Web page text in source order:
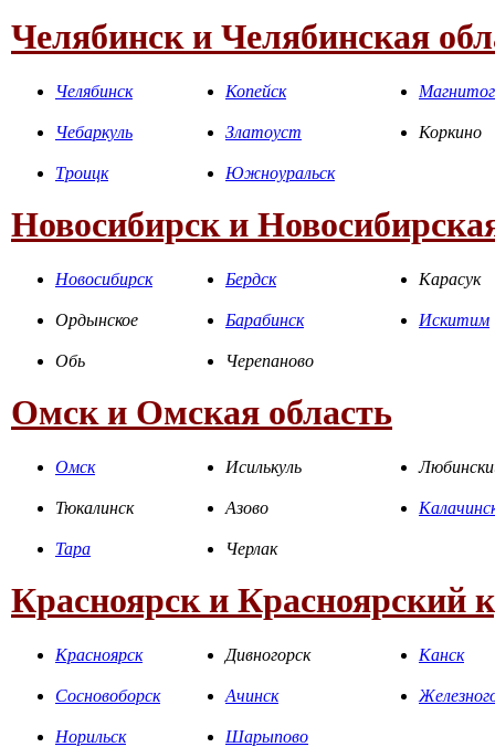
Челябинск и Челябинская
Челябинск Копейск
Чебаркуль Златоуст Коркино
Троицк Южноуральск
Новосибирск и
Новосибирск Бердск Карасук
Ордынское Барабинск Искитим
Обь Черепаново
Омск и Омская область
Омск Исилькуль
Тюкалинск Азово
Тара Черлак
Красноярск и Красноярский
Красноярск Дивногорск Канск
Сосновоборск Ачинск
Норильск Шарыпово